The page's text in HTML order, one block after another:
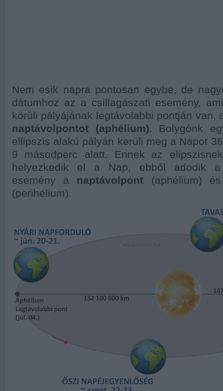
Nem esik napra pontosan egybe, de
dátumhoz az a csillagászati esemény,
körüli pályájának legtávolabbi pontján van,
naptávolpontot (aphélium). Bolygónk
ellipszis alakú pályán kerüli meg a Napot
9 másodperc alatt. Ennek az
helyezkedik el a Nap, ebből adódik a
esemény a naptávolpont (aphélium)
(perihélium).